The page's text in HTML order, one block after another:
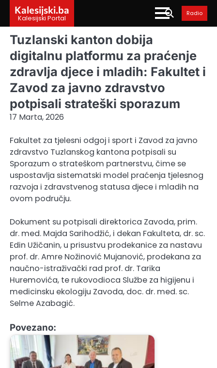
content
Kalesijski.ba
Kalesijski Portal
Radio
Tuzlanski kanton dobija
digitalnu platformu za praćenje
zdravlja djece i mladih: Fakultet i
Zavod za javno zdravstvo
potpisali strateški sporazum
17 Marta, 2026
Fakultet za tjelesni odgoj i sport i Zavod za javno
zdravstvo Tuzlanskog kantona potpisali su
Sporazum o strateškom partnerstvu, čime se
uspostavlja sistematski model praćenja tjelesnog
razvoja i zdravstvenog statusa djece i mladih na
ovom području.
Dokument su potpisali direktorica Zavoda, prim.
dr. med. Majda Sarihodžić, i dekan Fakulteta, dr. sc.
Edin Užičanin, u prisustvu prodekanice za nastavu
prof. dr. Amre Nožinović Mujanović, prodekana za
naučno-istraživački rad prof. dr. Tarika
Huremovića, te rukovodioca Službe za higijenu i
medicinsku ekologiju Zavoda, doc. dr. med. sc.
Selme Azabagić.
Povezano: